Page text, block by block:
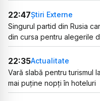
22:47Știri Externe
Singurul partid din Rusia
din cursa pentru alegerile
22:35Actualitate
Vară slabă pentru turismul
mai puține nopți în hoteluri